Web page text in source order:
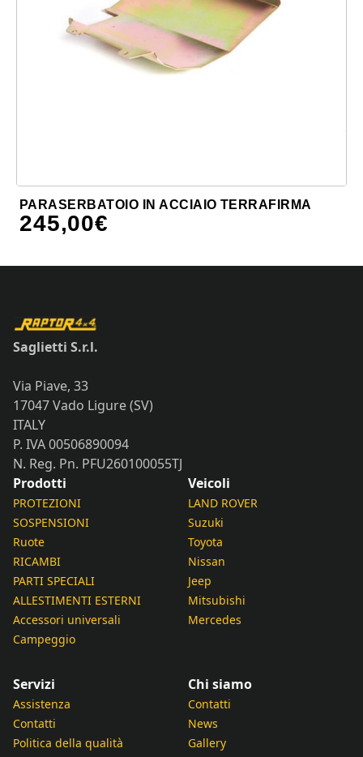
PARASERBATOIO IN ACCIAIO TERRAFIRMA
245,00€
Saglietti S.r.l.
Via Piave, 33
17047 Vado Ligure (SV)
ITALY
P. IVA 00506890094
N. Reg. Pn. PFU260100055TJ
Prodotti
PROTEZIONI
SOSPENSIONI
Ruote
RICAMBI
PARTI SPECIALI
ALLESTIMENTI ESTERNI
Accessori universali
Campeggio
Veicoli
LAND ROVER
Suzuki
Toyota
Nissan
Jeep
Mitsubishi
Mercedes
Servizi
Assistenza
Contatti
Politica della qualità
Chi siamo
Contatti
News
Gallery